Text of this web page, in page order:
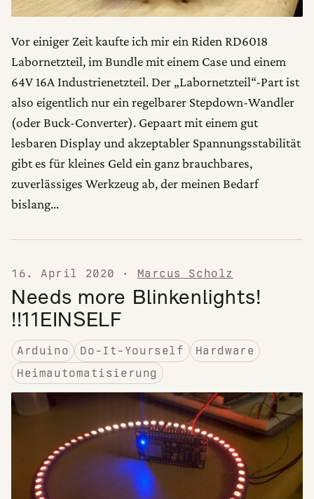
Vor einiger Zeit kaufte ich mir ein Riden RD6018
Labornetzteil, im Bundle mit einem Case und einem
64V 16A Industrienetzteil. Der „Labornetzteil“-Part ist
also eigentlich nur ein regelbarer Stepdown-Wandler
(oder Buck-Converter). Gepaart mit einem gut
lesbaren Display und akzeptabler Spannungsstabilität
gibt es für kleines Geld ein ganz brauchbares,
zuverlässiges Werkzeug ab, der meinen Bedarf
bislang…
16. April 2020 · Marcus Scholz
Needs more Blinkenlights!
!!11EINSELF
Arduino Do-It-Yourself
Hardware
Heimautomatisierung